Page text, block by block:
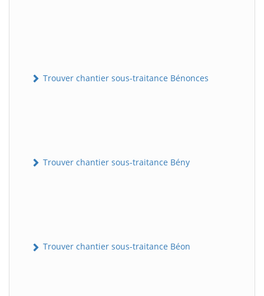
Trouver chantier sous-traitance Bénonces
Trouver chantier sous-traitance Bény
Trouver chantier sous-traitance Béon